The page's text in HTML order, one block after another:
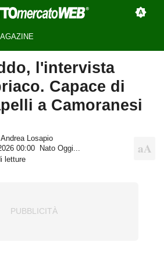
l'intervista
Capace di
a Camoranesi
Andrea Losapio
00:00
Nato Oggi...
letture